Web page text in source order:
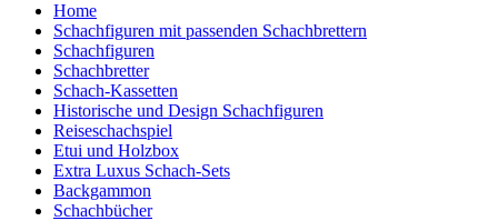
Home
Schachfiguren mit passenden Schachbrettern
Schachfiguren
Schachbretter
Schach-Kassetten
Historische und Design Schachfiguren
Reiseschachspiel
Etui und Holzbox
Extra Luxus Schach-Sets
Backgammon
Schachbücher